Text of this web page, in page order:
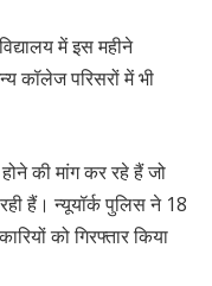
में इस महीने
कॉलेज परिसरों में भी
की मांग कर रहे हैं जो
हैं। न्यूयॉर्क पुलिस ने 18
को गिरफ्तार किया